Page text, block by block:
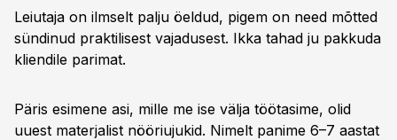
Leiutaja on ilmselt palju öeldud, pigem on need mõtted
sündinud praktilisest vajadusest. Ikka tahad ju pakkuda
kliendile parimat.
Päris esimene asi, mille me ise välja töötasime, olid
uuest materjalist nööriujukid. Nimelt panime 6–7 aastat